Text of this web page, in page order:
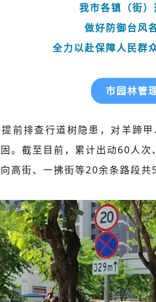
我市各镇（街）
做好防御台风
全力以赴保障人民群
市园林管
前排查行道树隐患，对羊蹄
。截至目前，累计出动60人
高街、一拂街等20余条路段共